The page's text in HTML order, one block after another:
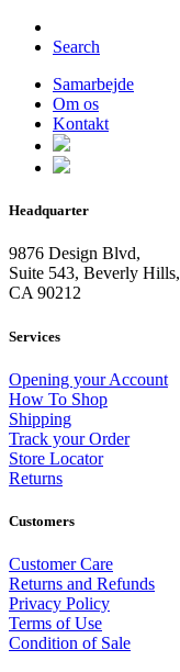
Search
Samarbejde
Om os
Kontakt
Headquarter
9876 Design Blvd,
Suite 543, Beverly Hills,
CA 90212
Services
Opening your Account
How To Shop
Shipping
Track your Order
Store Locator
Returns
Customers
Customer Care
Returns and Refunds
Privacy Policy
Terms of Use
Condition of Sale